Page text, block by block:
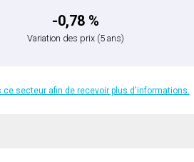
-0,78 %
Variation des prix (5 ans)
ce secteur afin de recevoir plus d'informations.